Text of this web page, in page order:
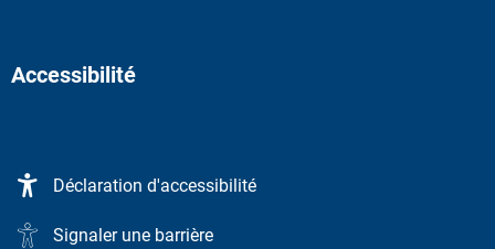
Accessibilité
Déclaration d'accessibilité
Signaler une barrière